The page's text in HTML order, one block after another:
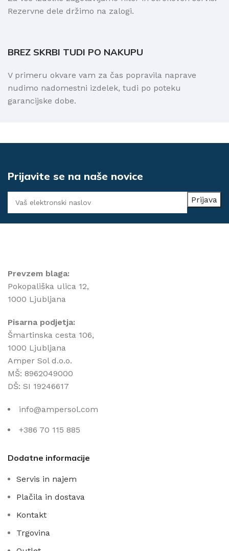
Rezervne dele držimo na zalogi.
BREZ SKRBI TUDI PO NAKUPU
V primeru okvare vam za čas popravila naprave
nudimo nadomestni izdelek, tudi po poteku
garancijske dobe.
Prijavite se na naše novice
Prevzem blaga:
Pokopališka ulica 12,
1000 Ljubljana
Pisarna podjetja:
Šmartinska cesta 106,
1000 Ljubljana
Amper Sol d.o.o.
MŠ: 8962049000
DŠ: SI 19246617
info@ampersol.com
+386 70 115 885
Dodatne informacije
Servis in najem
Plačila in dostava
Kontakt
Trgovina